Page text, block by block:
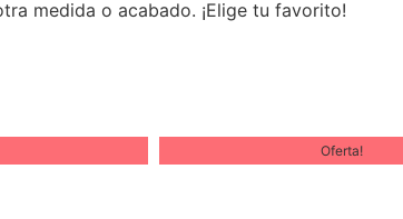
medida o acabado. ¡Elige tu favorito!
Oferta!